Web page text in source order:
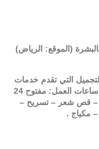
(الموقع: الرياض)
التي تقدم خدمات
منزلية في الرياض وهو صالون تجميل، حيث أن ساعات العمل: مفتوح 24
– قص شعر – تسريح –
مكياج .